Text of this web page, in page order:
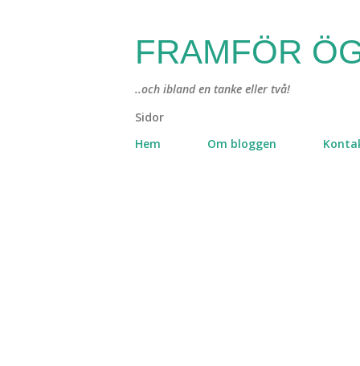
FRAMFÖR
..och ibland en tanke eller två!
Sidor
Hem
Om bloggen